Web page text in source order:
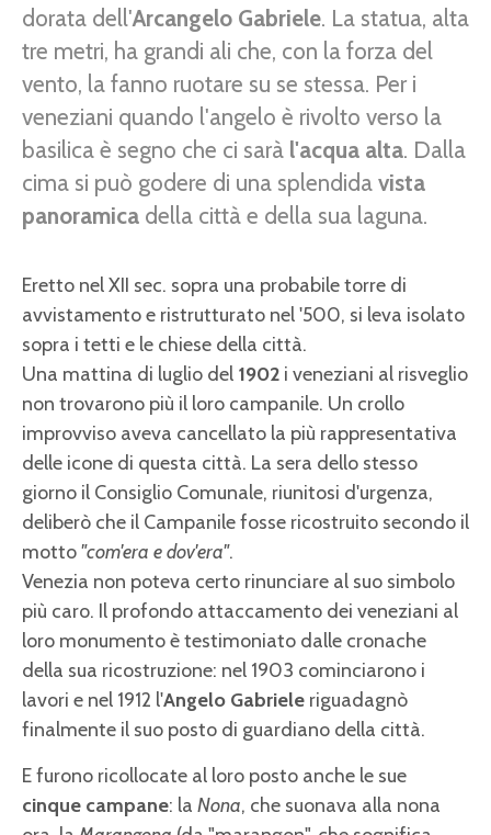
dorata dell'Arcangelo Gabriele. La statua, alta
tre metri, ha grandi ali che, con la forza del
vento, la fanno ruotare su se stessa. Per i
veneziani quando l'angelo è rivolto verso la
basilica è segno che ci sarà l'acqua alta. Dalla
cima si può godere di una splendida vista
panoramica della città e della sua laguna.
Eretto nel XII sec. sopra una probabile torre di
avvistamento e ristrutturato nel '500, si leva isolato
sopra i tetti e le chiese della città.
Una mattina di luglio del 1902 i veneziani al risveglio
non trovarono più il loro campanile. Un crollo
improvviso aveva cancellato la più rappresentativa
delle icone di questa città. La sera dello stesso
giorno il Consiglio Comunale, riunitosi d'urgenza,
deliberò che il Campanile fosse ricostruito secondo il
motto"com'era e dov'era".
Venezia non poteva certo rinunciare al suo simbolo
più caro. Il profondo attaccamento dei veneziani al
loro monumento è testimoniato dalle cronache
della sua ricostruzione: nel 1903 cominciarono i
lavori e nel 1912 l'Angelo Gabriele riguadagnò
finalmente il suo posto di guardiano della città.
E furono ricollocate al loro posto anche le sue
cinque campane: la Nona, che suonava alla nona